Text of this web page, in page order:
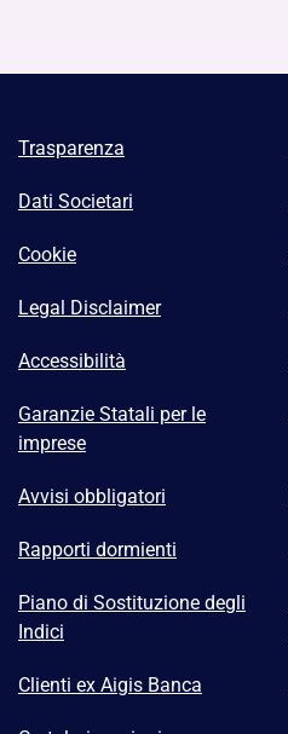
Trasparenza
Dati Societari
Cookie
Legal Disclaimer
Accessibilità
Garanzie Statali per le
imprese
Avvisi obbligatori
Rapporti dormienti
Piano di Sostituzione degli
Indici
Clienti ex Aigis Banca